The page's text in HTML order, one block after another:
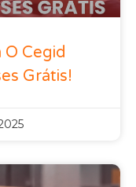
Cegid
Grátis!